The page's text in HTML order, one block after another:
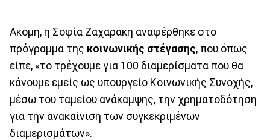
Ακόμη, η Σοφία Ζαχαράκη αναφέρθηκε στο
πρόγραμμα της κοινωνικής στέγασης, που όπως
είπε, «το τρέχουμε για 100 διαμερίσματα που θα
κάνουμε εμείς ως υπουργείο Κοινωνικής Συνοχής,
μέσω του ταμείου ανάκαμψης, την χρηματοδότηση
για την ανακαίνιση των συγκεκριμένων
διαμερισμάτων».